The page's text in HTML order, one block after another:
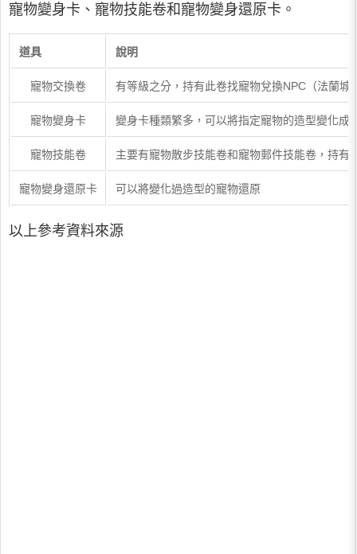
寵物變身卡、寵物技能卷和寵物變身還原卡。
道具 說明
寵物交換卷 有等級之分，持有此卷找寵物兌換NPC（法蘭
寵物變身卡 變身卡種類繁多，可以將指定寵物的造型變化
寵物技能卷 主要有寵物散步技能卷和寵物郵件技能卷，持
寵物變身還原卡 可以將變化過造型的寵物還原
以上參考資料來源